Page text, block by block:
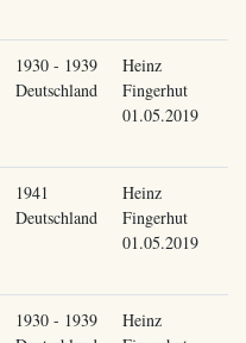
1930 - 1939
Deutschland
Heinz
Fingerhut
01.05.2019
1941
Deutschland
Heinz
Fingerhut
01.05.2019
1930 - 1939
Heinz